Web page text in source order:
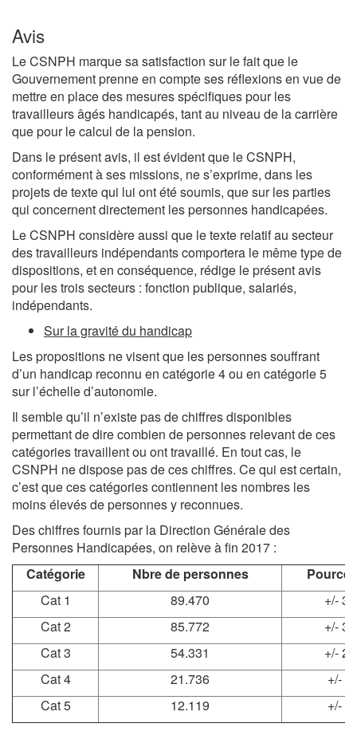
Avis
Le CSNPH marque sa satisfaction sur le fait que le
Gouvernement prenne en compte ses réflexions en vue de
mettre en place des mesures spécifiques pour les
travailleurs âgés handicapés, tant au niveau de la carrière
que pour le calcul de la pension.
Dans le présent avis, il est évident que le CSNPH,
conformément à ses missions, ne s’exprime, dans les
projets de texte qui lui ont été soumis, que sur les parties
qui concernent directement les personnes handicapées.
Le CSNPH considère aussi que le texte relatif au secteur
des travailleurs indépendants comportera le même type de
dispositions, et en conséquence, rédige le présent avis
pour les trois secteurs : fonction publique, salariés,
indépendants.
Sur la gravité du handicap
Les propositions ne visent que les personnes souffrant
d’un handicap reconnu en catégorie 4 ou en catégorie 5
sur l’échelle d’autonomie.
Il semble qu’il n’existe pas de chiffres disponibles
permettant de dire combien de personnes relevant de ces
catégories travaillent ou ont travaillé. En tout cas, le
CSNPH ne dispose pas de ces chiffres. Ce qui est certain,
c’est que ces catégories contiennent les nombres les
moins élevés de personnes y reconnues.
Des chiffres fournis par la Direction Générale des
Personnes Handicapées, on relève à fin 2017 :
Catégorie
Nbre de personnes
Cat 1
89.470
+/-
Cat 2
85.772
+/-
Cat 3
54.331
+/-
Cat 4
21.736
+/-
Cat 5
12.119 +/-